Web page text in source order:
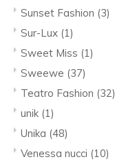
Sunset Fashion (3)
Sur-Lux (1)
Sweet Miss (1)
Sweewe (37)
Teatro Fashion (32)
unik (1)
Unika (48)
Venessa nucci (10)